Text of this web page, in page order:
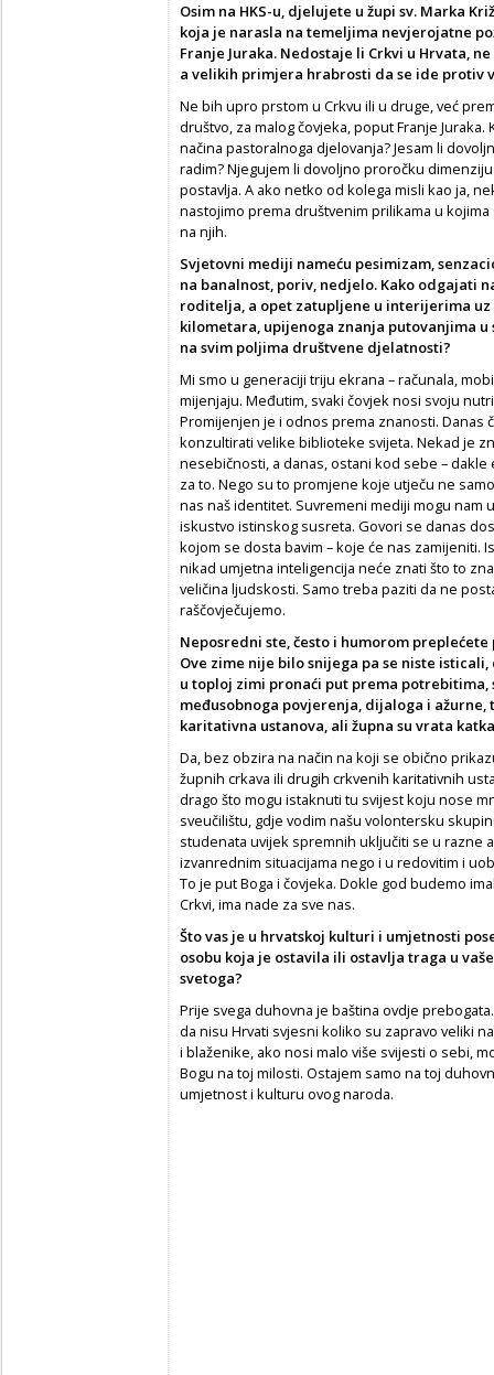
Osim na HKS-u, djelujete u župi sv. Marka
koja je narasla na temeljima nevjerojatne
Franje Juraka. Nedostaje li Crkvi u Hrvata,
a velikih primjera hrabrosti da se ide protiv
Ne bih upro prstom u Crkvu ili u druge, već
društvo, za malog čovjeka, poput Franje
načina pastoralnoga djelovanja? Jesam li
radim? Njegujem li dovoljno proročku
postavlja. A ako netko od kolega misli kao ja,
nastojimo prema društvenim prilikama u
na njih.
Svjetovni mediji nameću pesimizam,
na banalnost, poriv, nedjelo. Kako odgajati
roditelja, a opet zatupljene u interijerima
kilometara, upijenoga znanja putovanjima
na svim poljima društvene djelatnosti?
Mi smo u generaciji triju ekrana – računala,
mijenjaju. Međutim, svaki čovjek nosi svoju
Promijenjen je i odnos prema znanosti. Danas
konzultirati velike biblioteke svijeta. Nekad je
nesebičnosti, a danas, ostani kod sebe –
za to. Nego su to promjene koje utječu ne
nas naš identitet. Suvremeni mediji mogu nam
iskustvo istinskog susreta. Govori se danas
kojom se dosta bavim – koje će nas zamijeniti.
nikad umjetna inteligencija neće znati što to
veličina ljudskosti. Samo treba paziti da ne
raščovječujemo.
Neposredni ste, često i humorom
Ove zime nije bilo snijega pa se niste
u toploj zimi pronaći put prema
međusobnoga povjerenja, dijaloga i ažurne,
karitativna ustanova, ali župna su vrata
Da, bez obzira na način na koji se obično
župnih crkava ili drugih crkvenih karitativnih
drago što mogu istaknuti tu svijest koju nose
sveučilištu, gdje vodim našu volontersku
studenata uvijek spremnih uključiti se u razne
izvanrednim situacijama nego i u redovitim i
To je put Boga i čovjeka. Dokle god budemo
Crkvi, ima nade za sve nas.
Što vas je u hrvatskoj kulturi i umjetnosti
osobu koja je ostavila ili ostavlja traga u
svetoga?
Prije svega duhovna je baština ovdje
da nisu Hrvati svjesni koliko su zapravo veliki
i blaženike, ako nosi malo više svijesti o sebi,
Bogu na toj milosti. Ostajem samo na toj
umjetnost i kulturu ovog naroda.